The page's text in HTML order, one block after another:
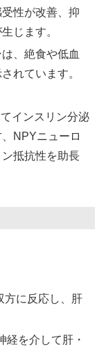
性が改善、抑
じます。
、絶食や低血
れています。
インスリン分泌
NPYニューロ
抵抗性を助長
方に反応し、肝
経を介して肝・